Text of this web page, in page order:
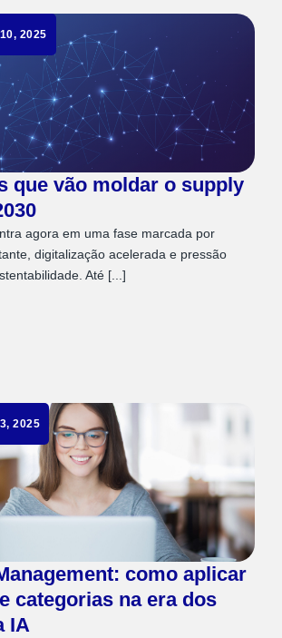
2025
que vão moldar o supply
agora em uma fase marcada por
digitalização acelerada e pressão
Até [...]
2025
como aplicar
categorias na era dos
IA